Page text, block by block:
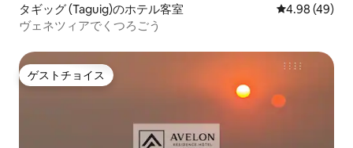
タギッグ (Taguig)のホテル客室 レビュー49
4.98 (49)
ヴェネツィアでくつろごう
ゲストチョイス
ゲストチョイス